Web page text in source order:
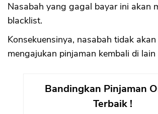
Nasabah yang gagal bayar ini akan
blacklist.
Konsekuensinya, nasabah tidak
mengajukan pinjaman kembali di
Bandingkan Pinjaman
Terbaik !